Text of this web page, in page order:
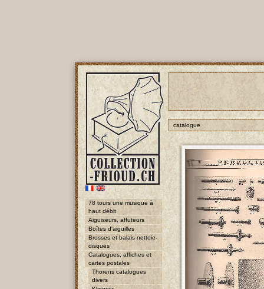
78 tours une musique à
haut débit
Aiguiseurs, affuteurs
Boîtes d'aiguilles
Brosses et balais nettoie-
disques
Catalogues, affiches et
cartes postales
Thorens catalogues
divers
catalogue